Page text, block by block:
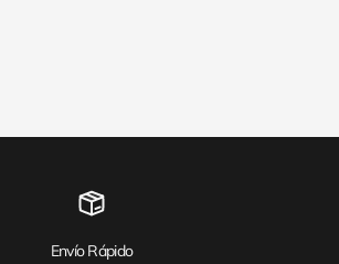
Envío Rápido